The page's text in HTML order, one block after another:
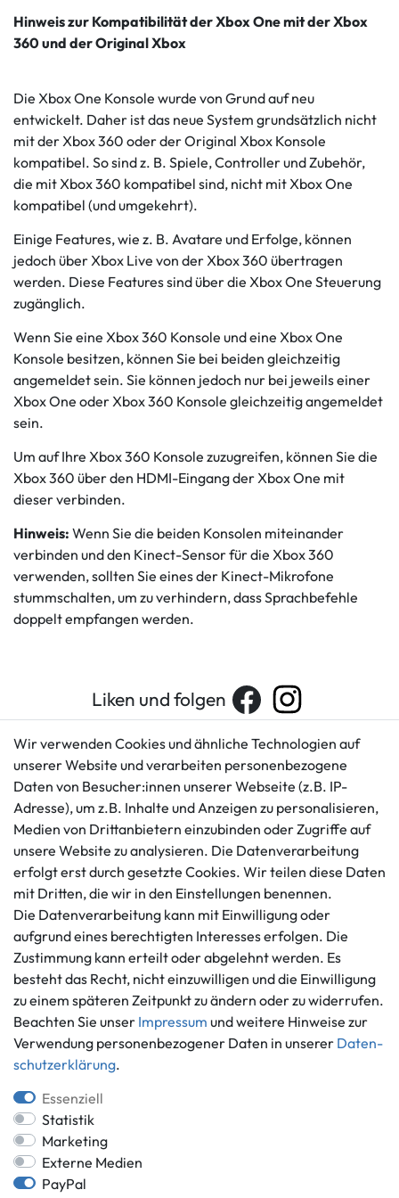
Hinweis zur Kompatibilität der Xbox One mit der Xbox
360 und der Original Xbox
Die Xbox One Konsole wurde von Grund auf neu
entwickelt. Daher ist das neue System grundsätzlich nicht
mit der Xbox 360 oder der Original Xbox Konsole
kompatibel. So sind z. B. Spiele, Controller und Zubehör,
die mit Xbox 360 kompatibel sind, nicht mit Xbox One
kompatibel (und umgekehrt).
Einige Features, wie z. B. Avatare und Erfolge, können
jedoch über Xbox Live von der Xbox 360 übertragen
werden. Diese Features sind über die Xbox One Steuerung
zugänglich.
Wenn Sie eine Xbox 360 Konsole und eine Xbox One
Konsole besitzen, können Sie bei beiden gleichzeitig
angemeldet sein. Sie können jedoch nur bei jeweils einer
Xbox One oder Xbox 360 Konsole gleichzeitig angemeldet
sein.
Um auf Ihre Xbox 360 Konsole zuzugreifen, können Sie die
Xbox 360 über den HDMI-Eingang der Xbox One mit
dieser verbinden.
Hinweis: Wenn Sie die beiden Konsolen miteinander
verbinden und den Kinect-Sensor für die Xbox 360
verwenden, sollten Sie eines der Kinect-Mikrofone
stummschalten, um zu verhindern, dass Sprachbefehle
doppelt empfangen werden.
Liken und folgen
Kundenservice
+49 421 596586
Mo. - Fr. 9 - 16 Uhr
info@gameworld.de
Kontaktformular
Rechtliches
AGB
Impressum
Datenschutzerklärung
Barrierefreiheitserklärung
Widerrufs­recht
Vertrag widerrufen
Informationen
Ankauf
Über uns
Häufig gestellte Fragen
Zahlung und Versand
Batterieentsorgung
Zahlungsmöglichkeiten
*Alle Preise inkl. gesetzlicher MwSt.,
Wir verwenden Cookies und ähnliche Technologien auf
unserer Website und verarbeiten personenbezogene
Daten von Besucher:innen unserer Webseite (z.B. IP-
Adresse), um z.B. Inhalte und Anzeigen zu personalisieren,
Medien von Drittanbietern einzubinden oder Zugriffe auf
unsere Website zu analysieren. Die Datenverarbeitung
erfolgt erst durch gesetzte Cookies. Wir teilen diese Daten
mit Dritten, die wir in den Einstellungen benennen.
Die Datenverarbeitung kann mit Einwilligung oder
aufgrund eines berechtigten Interesses erfolgen. Die
Zustimmung kann erteilt oder abgelehnt werden. Es
besteht das Recht, nicht einzuwilligen und die Einwilligung
zu einem späteren Zeitpunkt zu ändern oder zu widerrufen.
Beachten Sie unser Impressum und weitere Hinweise zur
Verwendung personenbezogener Daten in unserer Daten­
schutz­erklärung.
Essenziell
Statistik
Marketing
Externe Medien
PayPal